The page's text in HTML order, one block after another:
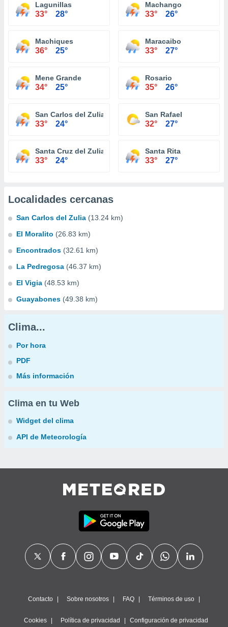
Lagunillas
33° 28°
Machango
33° 26°
Machiques
36° 25°
Maracaibo
33° 27°
Mene Grande
34° 25°
Rosario
35° 26°
San Carlos del Zulia
33° 24°
San Rafael
32° 27°
Santa Cruz del Zulia
33° 24°
Santa Rita
33° 27°
Localidades cercanas
San Carlos del Zulia (13.24 km)
El Moralito (26.83 km)
Encontrados (32.61 km)
La Pedregosa (46.37 km)
El Vigia (48.53 km)
Guayabones (49.38 km)
Clima...
Por hora
PDF
Más información
Clima en tu Web
Widget del clima
API de Meteorología
Contacto Sobre nosotros FAQ Términos de uso
Cookies Política de privacidad Configuración de privacidad